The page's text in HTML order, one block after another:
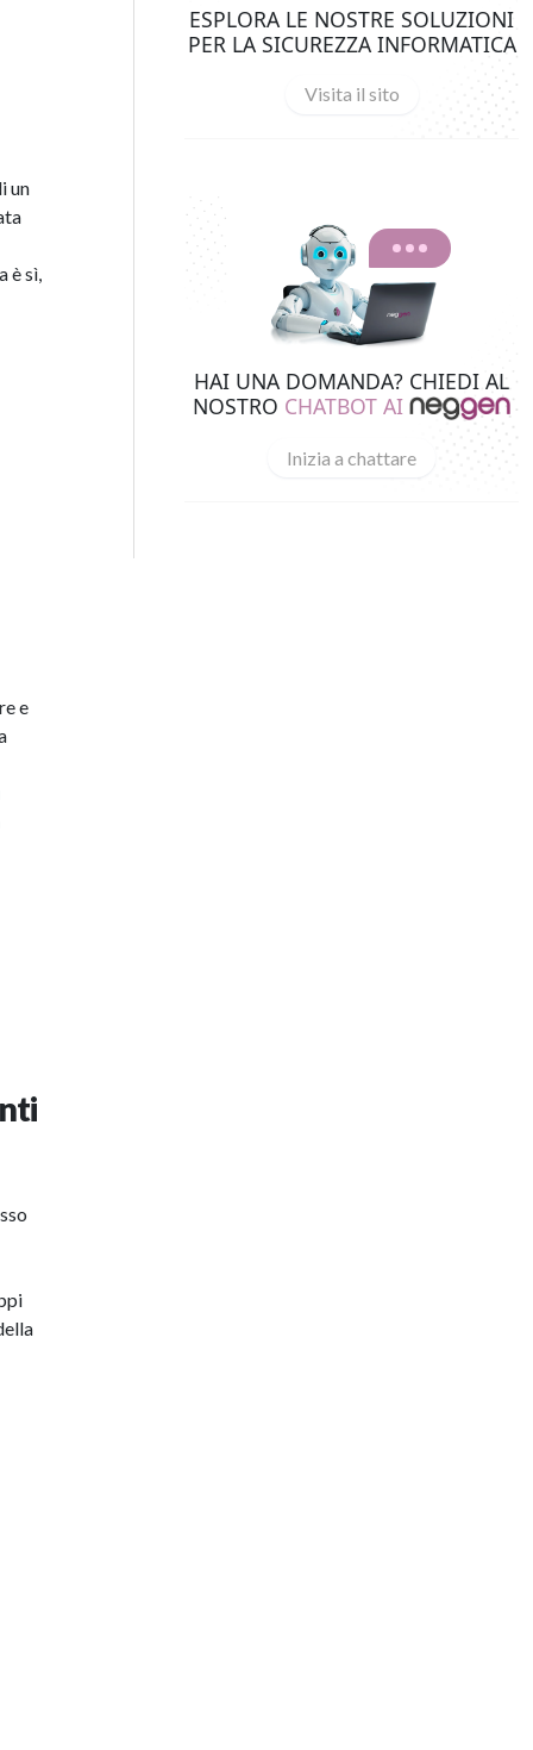
un
è sì,
e
ESPLORA LE NOSTRE SOLUZIONI
PER LA SICUREZZA INFORMATICA
Visita il sito
HAI UNA DOMANDA? CHIEDI AL
NOSTRO CHATBOT AI
Inizia a chattare